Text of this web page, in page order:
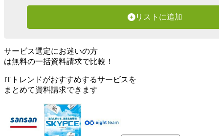
リストに追加
サービス選定にお迷いの方
は無料の一括資料請求で比較！
ITトレンドがおすすめするサービスを
まとめて資料請求できます